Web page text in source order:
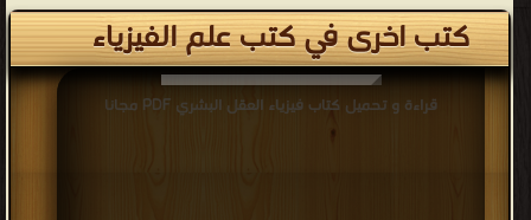
كتب اخرى في كتب علم الفيزياء
قراءة و تحميل كتاب فيزياء العقل البشري PDF مجانا